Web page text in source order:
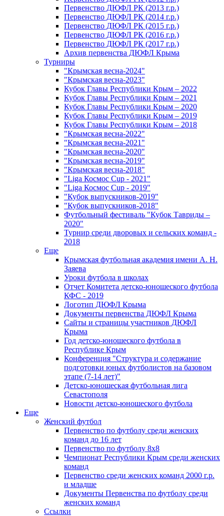
Первенство ДЮФЛ РК (2013 г.р.)
Первенство ДЮФЛ РК (2014 г.р.)
Первенство ДЮФЛ РК (2015 г.р.)
Первенство ДЮФЛ РК (2016 г.р.)
Первенство ДЮФЛ РК (2017 г.р.)
Архив первенства ДЮФЛ Крыма
Турниры
"Крымская весна-2024"
"Крымская весна-2023"
Кубок Главы Республики Крым – 2022
Кубок Главы Республики Крым – 2021
Кубок Главы Республики Крым – 2020
Кубок Главы Республики Крым – 2019
Кубок Главы Республики Крым – 2018
"Крымская весна-2022"
"Крымская весна-2021"
"Крымская весна-2020"
"Крымская весна-2019"
"Крымская весна-2018"
"Liga Космос Cup - 2021"
"Liga Космос Cup - 2019"
"Кубок выпускников-2019"
"Кубок выпускников-2018"
Футбольный фестиваль "Кубок Тавриды –
2020"
Турнир среди дворовых и сельских команд -
2018
Еще
Крымская футбольная академия имени А. Н.
Заяева
Уроки футбола в школах
Отчет Комитета детско-юношеского футбола
КФС - 2019
Логотип ДЮФЛ Крыма
Документы первенства ДЮФЛ Крыма
Сайты и страницы участников ДЮФЛ
Крыма
Год детско-юношеского футбола в
Республике Крым
Конференция "Структура и содержание
подготовки юных футболистов на базовом
этапе (7-14 лет)"
Детско-юношеская футбольная лига
Севастополя
Новости детско-юношеского футбола
Еще
Женский футбол
Первенство по футболу среди женских
команд до 16 лет
Первенство по футболу 8х8
Чемпионат Республики Крым среди женских
команд
Первенство среди женских команд 2000 г.р.
и младше
Документы Первенства по футболу среди
женских команд
Ссылки